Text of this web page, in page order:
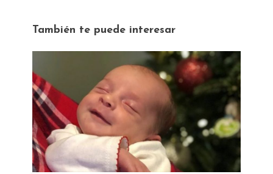
También te puede interesar